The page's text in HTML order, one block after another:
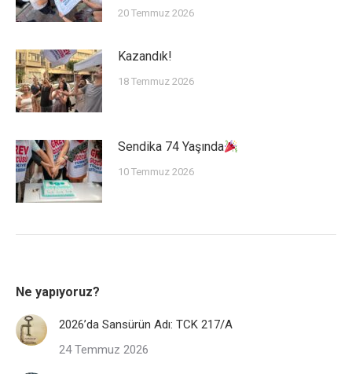
20 Temmuz 2026
Kazandık!
18 Temmuz 2026
Sendika 74 Yaşında
10 Temmuz 2026
Ne yapıyoruz?
2026’da Sansürün Adı: TCK 217/A
24 Temmuz 2026